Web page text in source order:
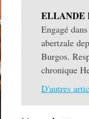
ELLANDE
Engagé
abertzale
Burgos.
chronique
D'autres